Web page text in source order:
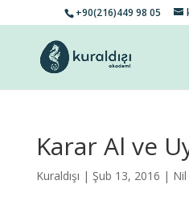
+90(216)449 98 05
Karar Al ve
Kuraldışı | Şub 13, 2016 |